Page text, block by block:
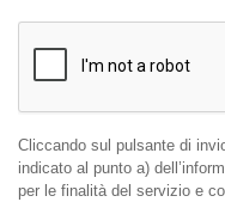
Cliccando sul pulsante di
indicato al punto a)
per le finalità del servizio e